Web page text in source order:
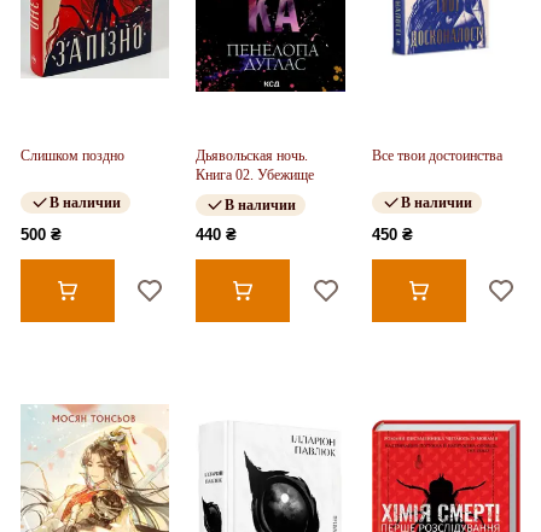
Слишком поздно
В наличии
500 ₴
Дьявольская ночь.
Книга 02. Убежище
В наличии
440 ₴
Все твои достоинства
В наличии
450 ₴